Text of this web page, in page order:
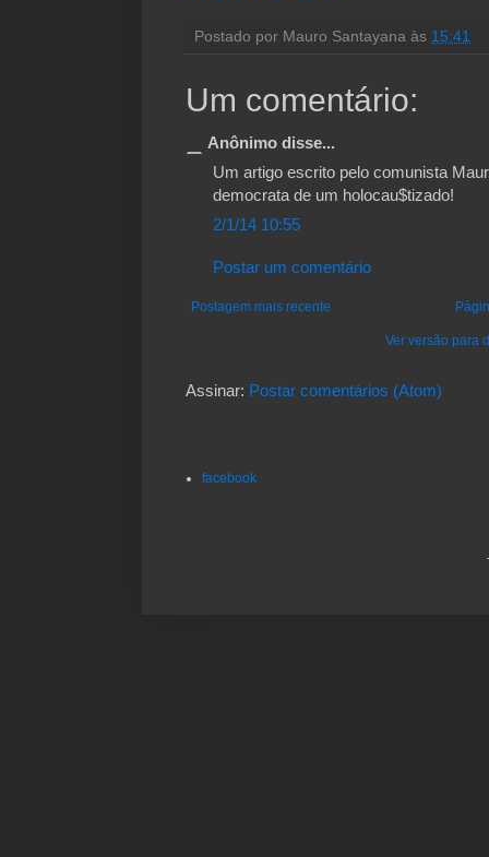
Postado por Mauro Santayana às 15:41
Um comentário:
Anônimo disse...
Um artigo escrito pelo comunista
democrata de um holocau$tizado!
2/1/14 10:55
Postar um comentário
Postagem mais recente
Ver versão para
Assinar: Postar comentários (Atom)
facebook